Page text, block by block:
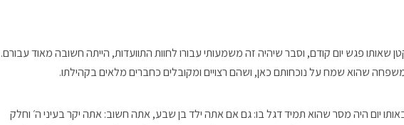
שאותו פגש יום קודם, וסבר שיהיה זה משמעותי עבורו לחוות התוועדות, הייתה חשובה מאוד עבורם.
שהוא שמח על נוכחותם כאן, ושהם רצויים ומקובלים כחברים מלאים בקהילתו.
יום היה מסר שהוא תמיד דגל בו: גם אם אתה ילד בן שבע, אתה חשוב: אתה יקר בעיני ה׳ וחלק